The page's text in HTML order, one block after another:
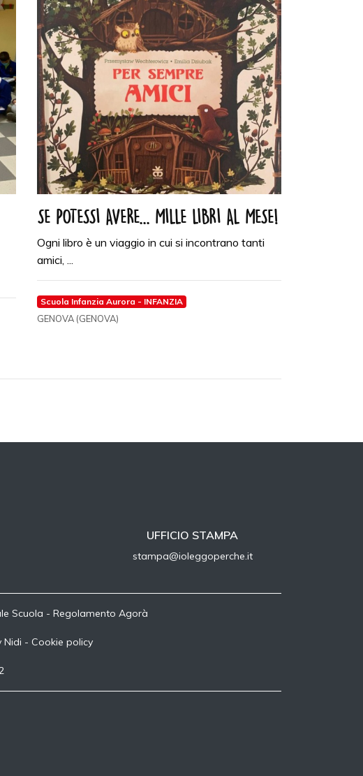
SE POTESSI AVERE... MILLE LIBRI AL MESE!
Ogni libro è un viaggio in cui si incontrano tanti
amici, ...
Scuola Infanzia Aurora - INFANZIA
GENOVA (GENOVA)
UFFICIO STAMPA
stampa@ioleggoperche.it
Scuola - Regolamento Agorà
Nidi - Cookie policy